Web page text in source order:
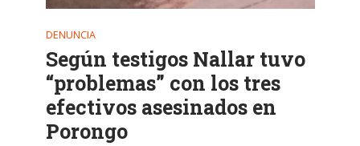
DENUNCIA
Según testigos Nallar tuvo
“problemas” con los tres
efectivos asesinados en
Porongo